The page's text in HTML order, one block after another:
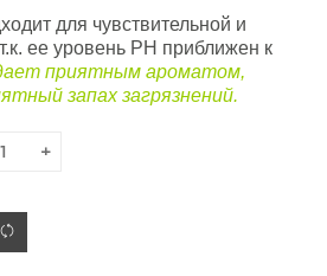
для чувствительной и
ее уровень PH приближен к
приятным ароматом,
запах загрязнений.